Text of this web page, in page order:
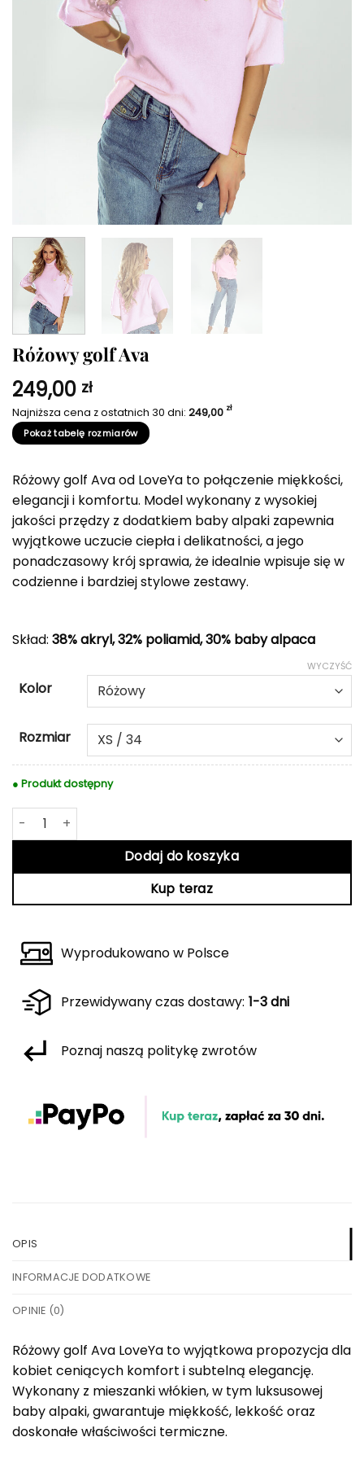
Różowy golf Ava
249,00 zł
Najniższa cena z ostatnich 30 dni: 249,00 zł
Pokaż tabelę rozmiarów
Różowy golf Ava od LoveYa to połączenie miękkości,
elegancji i komfortu. Model wykonany z wysokiej
jakości przędzy z dodatkiem baby alpaki zapewnia
wyjątkowe uczucie ciepła i delikatności, a jego
ponadczasowy krój sprawia, że idealnie wpisuje się w
codzienne i bardziej stylowe zestawy.
Skład: 38% akryl, 32% poliamid, 30% baby alpaca
Kolor
Rozmiar
WYCZYŚĆ
● Produkt dostępny
ilość Różowy golf Ava
Dodaj do koszyka
Kup teraz
Wyprodukowano w Polsce
Przewidywany czas dostawy: 1-3 dni
Poznaj naszą politykę zwrotów
OPIS
INFORMACJE DODATKOWE
OPINIE (0)
Różowy golf Ava LoveYa to wyjątkowa propozycja dla
kobiet ceniących komfort i subtelną elegancję.
Wykonany z mieszanki włókien, w tym luksusowej
baby alpaki, gwarantuje miękkość, lekkość oraz
doskonałe właściwości termiczne.